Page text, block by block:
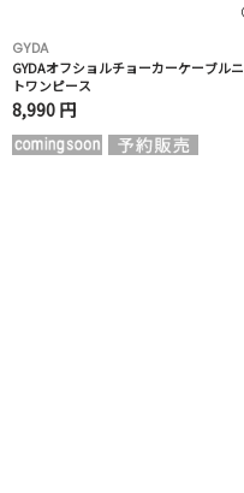
GYDA
GYDAオフショルチョーカーケーブル
トワンピース
8,990 円